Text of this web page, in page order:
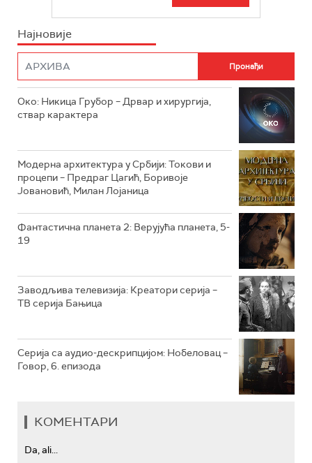
РТС ЖИВОТ
РТС КОЛО
ИНФО
Најновије
Око: Никица Грубор – Дрвар и хирургија,
ствар карактера
Модерна архитектура у Србији: Токови и
процепи – Предраг Цагић, Боривоје
Јовановић, Милан Лојаница
Фантастична планета 2: Верујућа планета, 5-
19
Заводљива телевизија: Креатори серија –
ТВ серија Бањица
Серија са аудио-дескрипцијом: Нобеловац –
Говор, 6. епизода
КОМЕНТАРИ
Da, ali...